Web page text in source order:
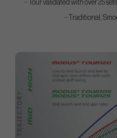
- Tour validated with over 25
- Traditional,